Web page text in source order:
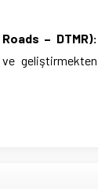
– DTMR):
ve geliştirmekten